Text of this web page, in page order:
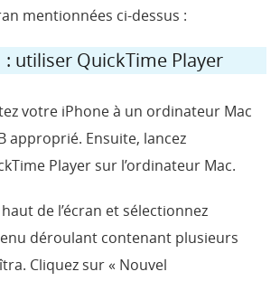
mentionnées ci-dessus :
: utiliser QuickTime Player
votre iPhone à un ordinateur Mac
approprié. Ensuite, lancez
Player sur l’ordinateur Mac.
de l’écran et sélectionnez
déroulant contenant plusieurs
Cliquez sur « Nouvel